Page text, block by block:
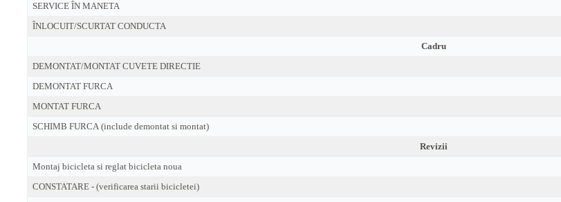
SERVICE ÎN MANETA
ÎNLOCUIT/SCURTAT CONDUCTA
Cadru
DEMONTAT/MONTAT CUVETE DIRECTIE
DEMONTAT FURCA
MONTAT FURCA
SCHIMB FURCA (include demontat si montat)
Revizii
Montaj bicicleta si reglat bicicleta noua
CONSTATARE - (verificarea starii bicicletei)